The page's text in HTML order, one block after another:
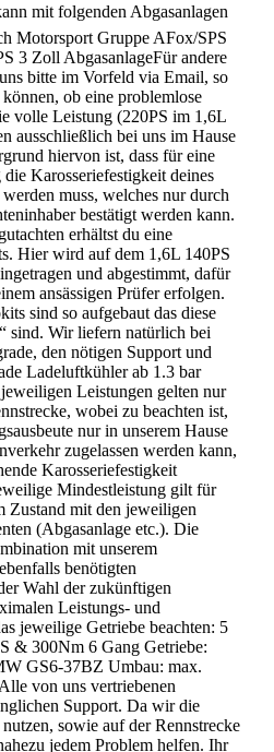
mit folgenden Abgasanlagen
Motorsport Gruppe AFox/SPS
3 Zoll AbgasanlageFür andere
bitte im Vorfeld via Email, so
ob eine problemlose
volle Leistung (220PS im 1,6L
ausschließlich bei uns im Hause
hiervon ist, dass für eine
Karosseriefestigkeit deines
muss, welches nur durch
bestätigt werden kann.
erhältst du eine
Hier wird auf dem 1,6L 140PS
und abgestimmt, dafür
ansässigen Prüfer erfolgen.
sind so aufgebaut das diese
sind. Wir liefern natürlich bei
den nötigen Support und
Ladeluftkühler ab 1.3 bar
Leistungen gelten nur
wobei zu beachten ist,
nur in unserem Hause
zugelassen werden kann,
Karosseriefestigkeit
Mindestleistung gilt für
Zustand mit den jeweiligen
(Abgasanlage etc.). Die
mit unserem
benötigten
Wahl der zukünftigen
Leistungs- und
jeweilige Getriebe beachten: 5
& 300Nm 6 Gang Getriebe:
GS6-37BZ Umbau: max.
von uns vertriebenen
Support. Da wir die
sowie auf der Rennstrecke
jedem Problem helfen. Ihr